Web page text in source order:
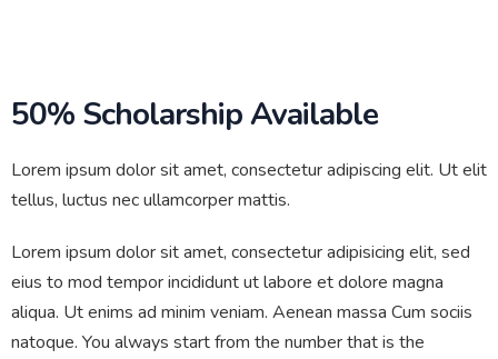
50% Scholarship Available
Lorem ipsum dolor sit amet, consectetur adipiscing elit. Ut elit
tellus, luctus nec ullamcorper mattis.
Lorem ipsum dolor sit amet, consectetur adipisicing elit, sed
eius to mod tempor incididunt ut labore et dolore magna
aliqua. Ut enims ad minim veniam. Aenean massa Cum sociis
natoque. You always start from the number that is the